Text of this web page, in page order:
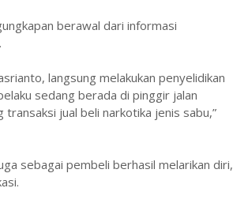
berawal dari informasi
langsung melakukan penyelidikan
sedang berada di pinggir jalan
jual beli narkotika jenis sabu,”
sebagai pembeli berhasil melarikan diri,